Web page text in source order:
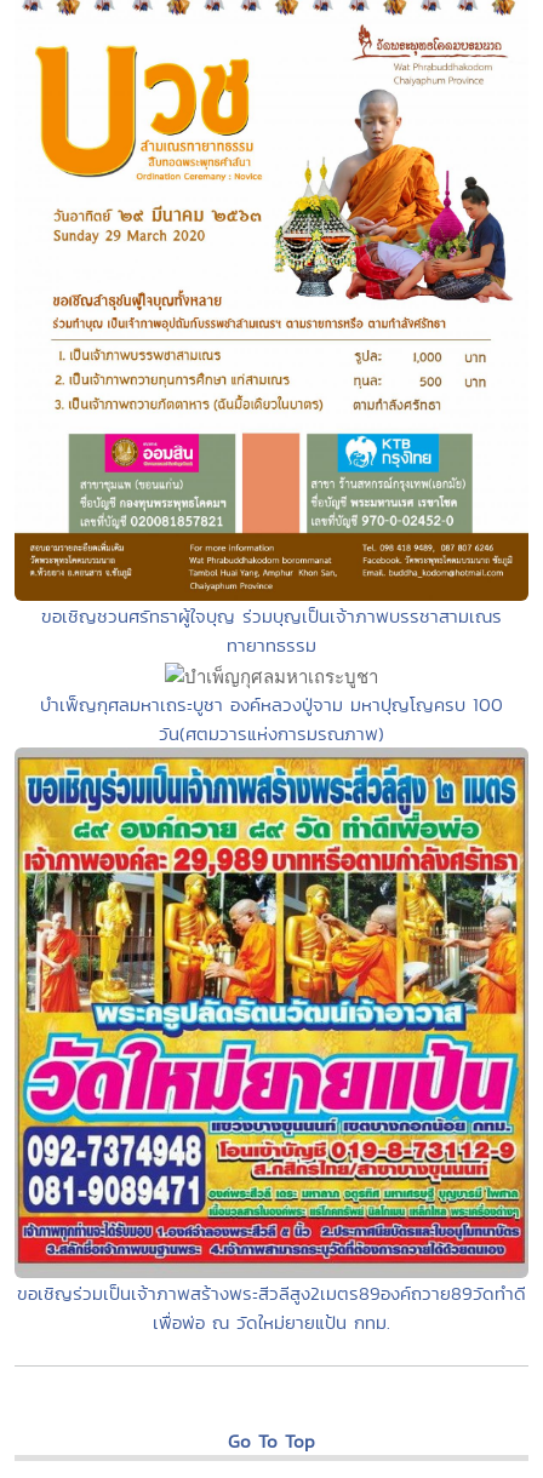
ขอเชิญชวนศรัทธาผู้ใจบุญ ร่วมบุญเป็นเจ้าภาพบรรชาสามเณร
ทายาทธรรม
บำเพ็ญกุศลมหาเถระบูชา องค์หลวงปู่จาม มหาปุญโญครบ 100
วัน(ศตมวารแห่งการมรณภาพ)
ขอเชิญร่วมเป็นเจ้าภาพสร้างพระสีวลีสูง2เมตร89องค์ถวาย89วัดทำดี
เพื่อพ่อ ณ วัดใหม่ยายแป้น กทม.
Go To Top